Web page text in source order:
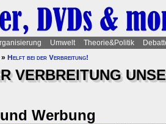
Umwelt Theorie&Politik
» Helft bei der Verbreitung!
VERBREITUNG
Werbung